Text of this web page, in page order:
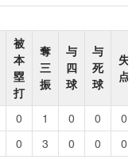
被
本
塁
打
奪
三
振
与
四
球
与
死
球
失
点
0 1 0 0
0
0 3 0 0 0